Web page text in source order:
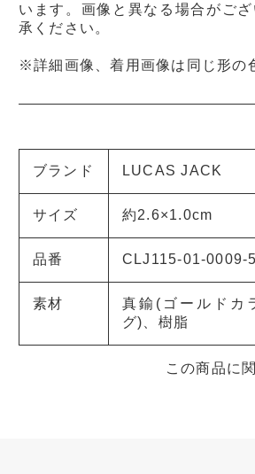
います。画像と異なる場合がご
承ください。
※詳細画像、着用画像は同じ形の
ブランド LUCAS JACK
サイズ 約2.6×1.0cm
品番 CLJ115-01-0009-
素材
真鍮(ゴールドカ
グ)、樹脂
この商品に